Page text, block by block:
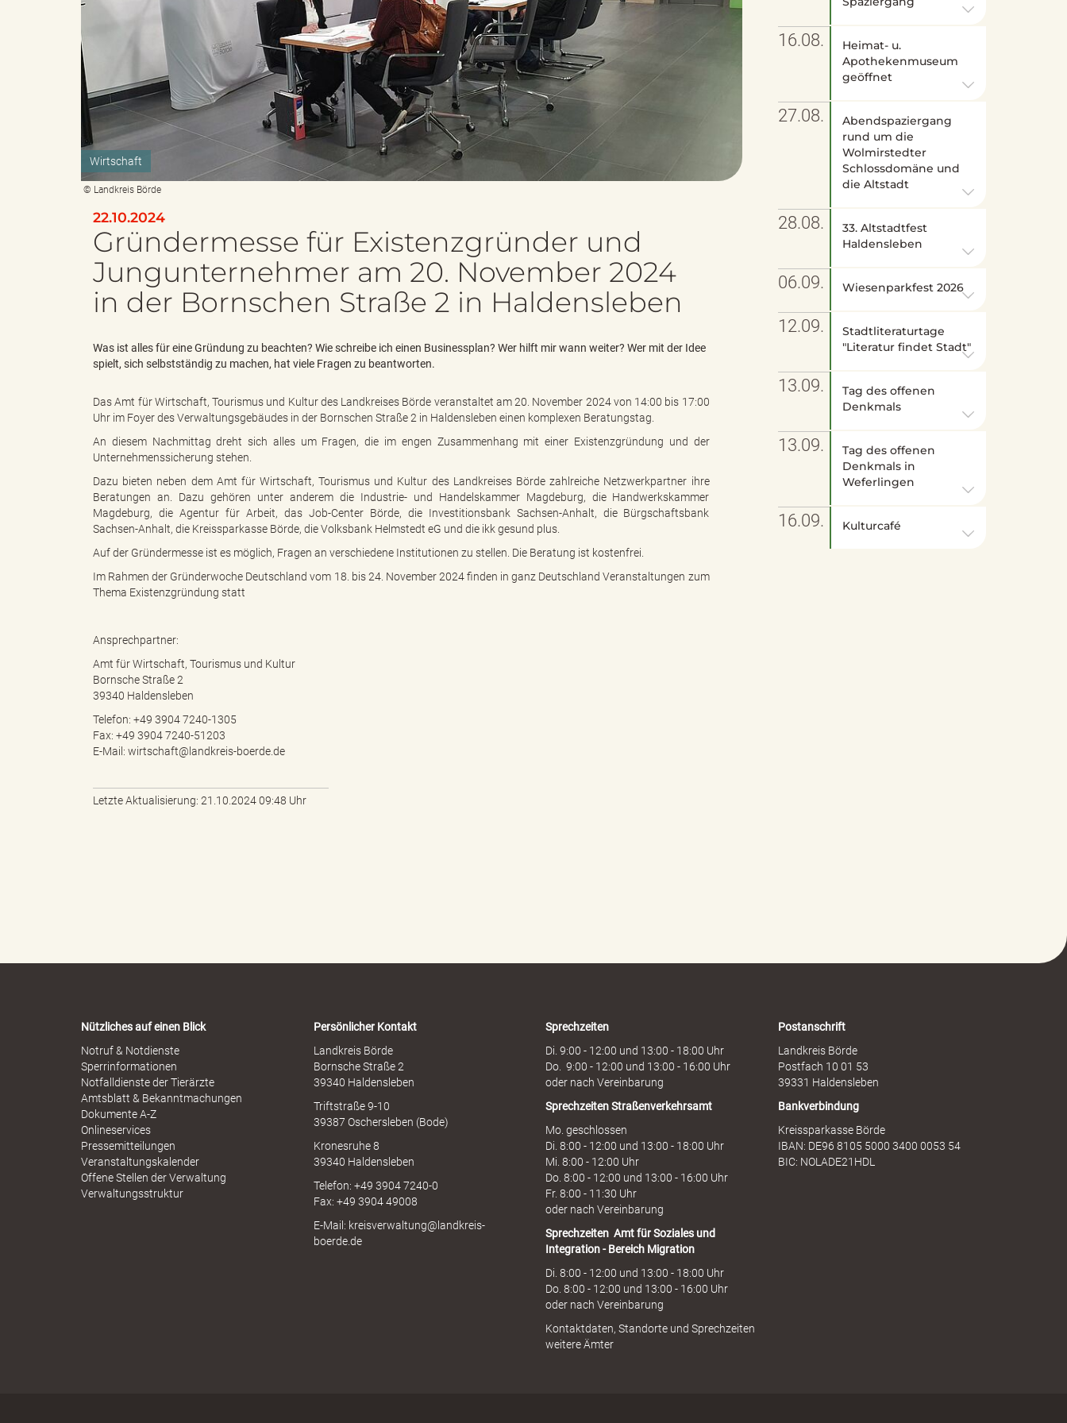
n
d
i
g
"
L
Wirtschaft
© Landkreis Börde
22.10.2024
Gründermesse für Existenzgründer und
Jungunternehmer am 20. November 2024
in der Bornschen Straße 2 in Haldensleben
Was ist alles für eine Gründung zu beachten? Wie schreibe ich einen Businessplan? Wer hilft mir wann weiter? Wer mit der Idee
spielt, sich selbstständig zu machen, hat viele Fragen zu beantworten.
Das Amt für Wirtschaft, Tourismus und Kultur des Landkreises Börde veranstaltet am 20. November 2024 von 14:00 bis 17:00
Uhr im Foyer des Verwaltungsgebäudes in der Bornschen Straße 2 in Haldensleben einen komplexen Beratungstag.
An diesem Nachmittag dreht sich alles um Fragen, die im engen Zusammenhang mit einer Existenzgründung und der
Unternehmenssicherung stehen.
Dazu bieten neben dem Amt für Wirtschaft, Tourismus und Kultur des Landkreises Börde zahlreiche Netzwerkpartner ihre
Beratungen an. Dazu gehören unter anderem die Industrie- und Handelskammer Magdeburg, die Handwerkskammer
Magdeburg, die Agentur für Arbeit, das Job-Center Börde, die Investitionsbank Sachsen-Anhalt, die Bürgschaftsbank
Sachsen-Anhalt, die Kreissparkasse Börde, die Volksbank Helmstedt eG und die ikk gesund plus.
Auf der Gründermesse ist es möglich, Fragen an verschiedene Institutionen zu stellen. Die Beratung ist kostenfrei.
Im Rahmen der Gründerwoche Deutschland vom 18. bis 24. November 2024 finden in ganz Deutschland Veranstaltungen zum
Thema Existenzgründung statt
Ansprechpartner:
Amt für Wirtschaft, Tourismus und Kultur
Bornsche Straße 2
39340 Haldensleben
Telefon: +49 3904 7240-1305
Fax: +49 3904 7240-51203
E-Mail: wirtschaft@landkreis-boerde.de
Letzte Aktualisierung: 21.10.2024 09:48 Uhr
16.08.
Heimat- u.
Apothekenmuseum
geöffnet
27.08.
Abendspaziergang
rund um die
Wolmirstedter
Schlossdomäne und
die Altstadt
28.08.
33. Altstadtfest
Haldensleben
06.09. Wiesenparkfest 2026
12.09.
Stadtliteraturtage
"Literatur findet Stadt"
13.09.
Tag des offenen
Denkmals
13.09.
Tag des offenen
Denkmals in
Weferlingen
16.09. Kulturcafé
Nützliches auf einen Blick
Notruf & Notdienste
Sperrinformationen
Notfalldienste der Tierärzte
Amtsblatt & Bekanntmachungen
Dokumente A-Z
Onlineservices
Pressemitteilungen
Veranstaltungskalender
Offene Stellen der Verwaltung
Verwaltungsstruktur
Persönlicher Kontakt
Landkreis Börde
Bornsche Straße 2
39340 Haldensleben
Triftstraße 9-10
39387 Oschersleben (Bode)
Kronesruhe 8
39340 Haldensleben
Telefon: +49 3904 7240-0
Fax: +49 3904 49008
E-Mail: kreisverwaltung@landkreis-
boerde.de
Sprechzeiten
Di. 9:00 - 12:00 und 13:00 - 18:00 Uhr
Do. 9:00 - 12:00 und 13:00 - 16:00 Uhr
oder nach Vereinbarung
SprechzeitenStraßenverkehrsamt
Mo. geschlossen
Di. 8:00 - 12:00 und 13:00 - 18:00 Uhr
Mi. 8:00 - 12:00 Uhr
Do. 8:00 - 12:00 und 13:00 - 16:00 Uhr
Fr. 8:00 - 11:30 Uhr
oder nach Vereinbarung
Sprechzeiten Amt für Soziales und
Integration - Bereich Migration
Di. 8:00 - 12:00 und 13:00 - 18:00 Uhr
Do. 8:00 - 12:00 und 13:00 - 16:00 Uhr
oder nach Vereinbarung
Postanschrift
Landkreis Börde
Postfach 10 01 53
39331 Haldensleben
Bankverbindung
Kreissparkasse Börde
IBAN: DE96 8105 5000 3400 0053 54
BIC: NOLADE21HDL
Kontaktdaten, Standorte und Sprechzeiten
weitere Ämter